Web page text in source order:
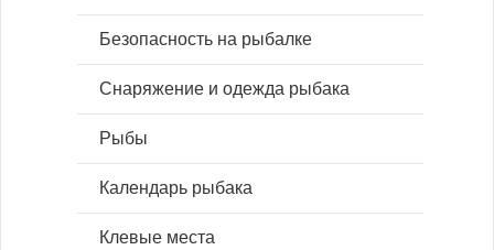
Безопасность на рыбалке
Снаряжение и одежда рыбака
Рыбы
Календарь рыбака
Клевые места